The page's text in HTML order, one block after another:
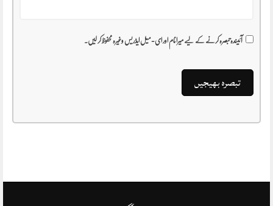
آئیندہ تبصرہ کرنے کے لیے میرا نام اور ای-میل ایڈریس وغیرہ محفوظ کر لیں۔